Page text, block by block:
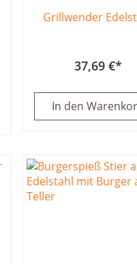
Grillwender
37,69 €
In den